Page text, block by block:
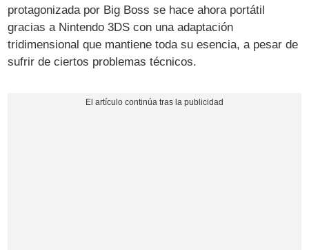
protagonizada por Big Boss se hace ahora portátil
gracias a Nintendo 3DS con una adaptación
tridimensional que mantiene toda su esencia, a pesar de
sufrir de ciertos problemas técnicos.